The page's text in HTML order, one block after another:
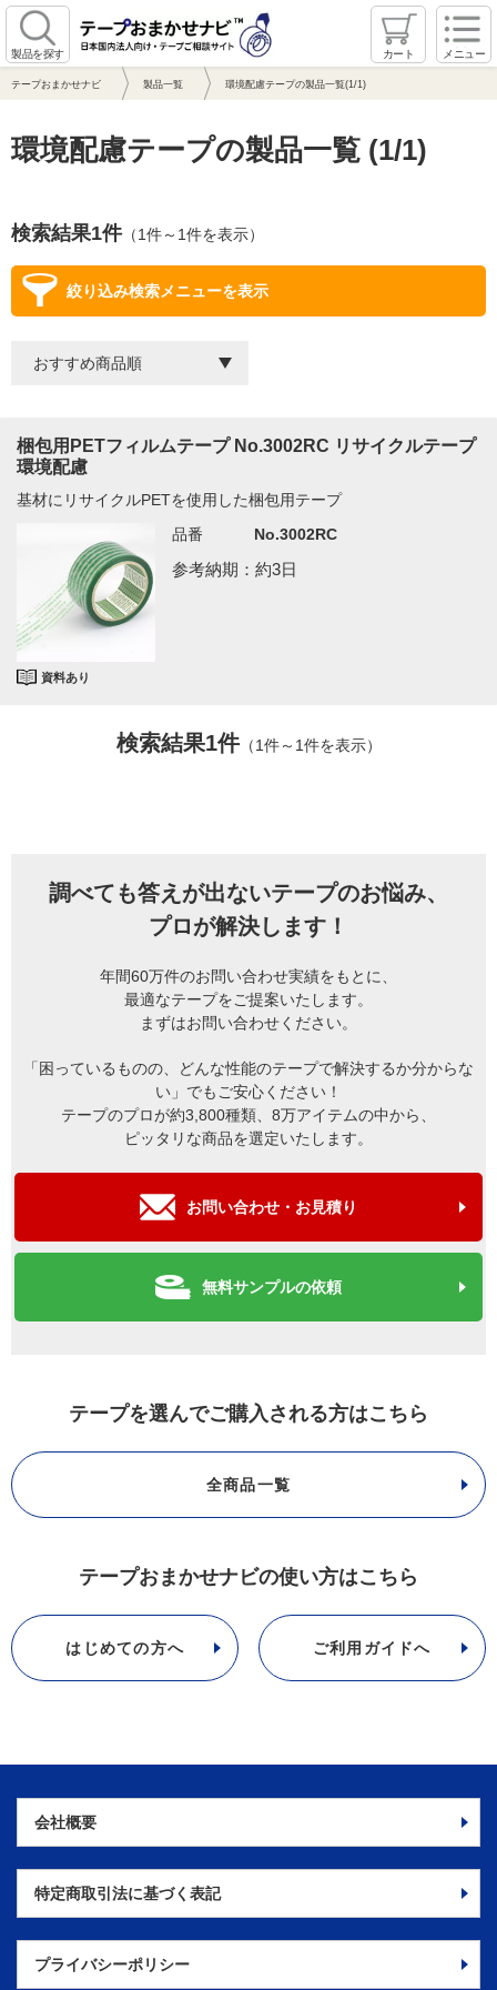
製品を探す カート メニュー
テープおまかせナビ 製品一覧 環境配慮テープの製品一覧(1/1)
環境配慮テープの製品一覧 (1/1)
検索結果1件（1件～1件を表示）
絞り込み検索メニューを表示
梱包用PETフィルムテープ No.3002RC リサイクルテープ
環境配慮
基材にリサイクルPETを使用した梱包用テープ
資料あり
品番 No.3002RC
参考納期：約3日
検索結果1件（1件～1件を表示）
調べても答えが出ないテープのお悩み、
プロが解決します！
年間60万件のお問い合わせ実績をもとに、
最適なテープをご提案いたします。
まずはお問い合わせください。
「困っているものの、どんな性能のテープで解決するか分からな
い」でもご安心ください！
テープのプロが約3,800種類、8万アイテムの中から、
ピッタリな商品を選定いたします。
お問い合わせ・お見積り
無料サンプルの依頼
テープを選んでご購入される方はこちら
全商品一覧
テープおまかせナビの使い方はこちら
はじめての方へ ご利用ガイドへ
会社概要
特定商取引法に基づく表記
プライバシーポリシー